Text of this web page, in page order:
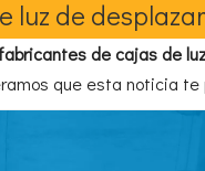
luz de
fabricantes de cajas de
que esta noticia